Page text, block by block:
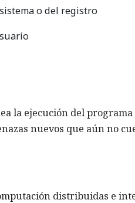
o del registro
la ejecución del
nuevos que aún no
distribuidas e